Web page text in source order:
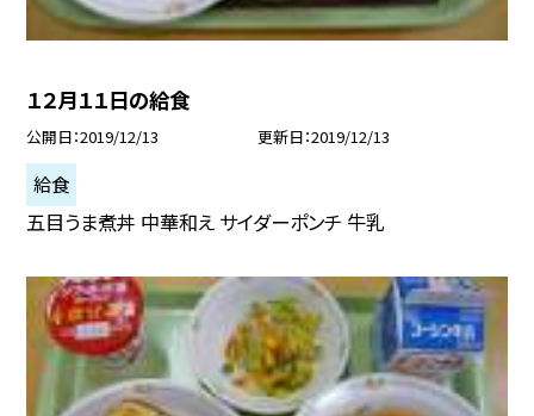
１２月１１日の給食
公開日 2019/12/13 更新日 2019/12/13
給食
五目うま煮丼 中華和え サイダーポンチ 牛乳